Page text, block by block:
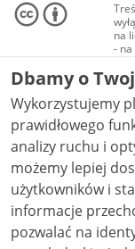
na
- na
Dbamy o
Wykorzystujemy
prawidłowego
analizy ruchu i
możemy lepiej
użytkowników i stale
informacje
pozwalać na